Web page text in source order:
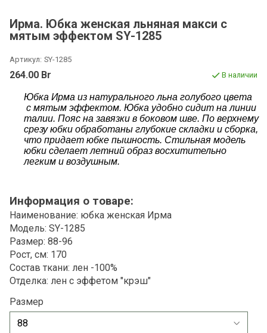
Ирма. Юбка женская льняная макси с
мятым эффектом SY-1285
Артикул: SY-1285
264.00 Br В наличии
Юбка Ирма из натурального льна голубого цвета
с мятым эффектом. Юбка удобно сидит на линии
талии. Пояс на завязки в боковом шве. По верхнему
срезу юбки обработаны глубокие складки и сборка,
что придает юбке пышность. Стильная модель
юбки сделает летний образ восхитительно
легким и воздушным.
Информация о товаре:
Наименование: юбка женская Ирма
Модель: SY-1285
Размер: 88-96
Рост, см: 170
Состав ткани: лен -100%
Отделка: лен с эффетом "крэш"
Размер